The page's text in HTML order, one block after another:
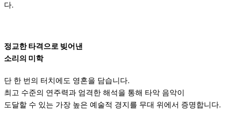
다.
정교한 타격으로 빚어낸
소리의 미학
단 한 번의 터치에도 영혼을 담습니다.
최고 수준의 연주력과 엄격한 해석을 통해 타악 음악이
도달할 수 있는 가장 높은 예술적 경지를 무대 위에서 증명합니다.